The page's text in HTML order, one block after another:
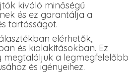
kiváló minőségű
és ez garantálja a
tartósságot.
elérhetők,
és kialakításokban. Ez
megtaláljuk a legmegfelelőbb
és igényeihez.